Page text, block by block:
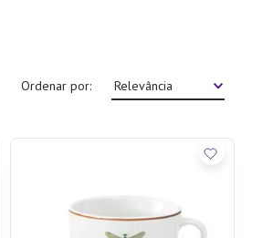
Ordenar por Relevância